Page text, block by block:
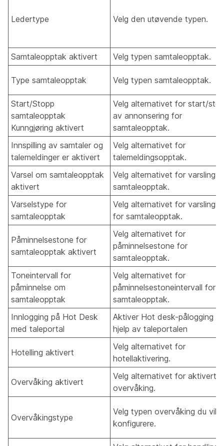
Ledertype Velg den utøvende typen.
Samtaleopptak aktivert Velg typen samtaleopptak.
Type samtaleopptak Velg typen samtaleopptak.
Start/Stopp
samtaleopptak
Kunngjøring aktivert
Velg alternativet for start/
av annonsering for
samtaleopptak.
Innspilling av samtaler og
talemeldinger er aktivert
Velg alternativet for
talemeldingsopptak.
Varsel om samtaleopptak
aktivert
Velg alternativet for varsling
samtaleopptak.
Varselstype for
samtaleopptak
Velg alternativet for
for samtaleopptak.
Påminnelsestone for
samtaleopptak aktivert
Velg alternativet for
påminnelsestone for
samtaleopptak.
Toneintervall for
påminnelse om
samtaleopptak
Velg alternativet for
påminnelsestoneintervall for
samtaleopptak.
Innlogging på Hot Desk
med taleportal
Aktiver Hot desk-pålogging
hjelp av taleportalen
Hotelling aktivert
Velg alternativet for
hotellaktivering.
Overvåking aktivert
Velg alternativet for aktivert
overvåking.
Overvåkingstype
Velg typen overvåking du vil
konfigurere.